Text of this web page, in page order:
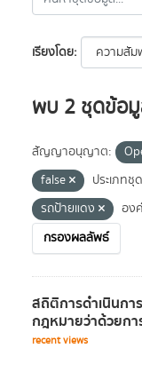
เรียงโดย
พบ 2 ชุดข้อ
สัญญาอนุญาต:
false
ประเภทชุ
รถป้ายแดง
อง
กรองผลลัพธ์
สถิติการดำเนินกา
กฎหมายว่าด้วยก
recent views